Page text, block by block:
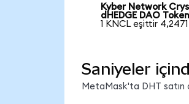
Kyber Network
dHEDGE DAO
1 KNCL eşittir
Saniyeler
MetaMask'ta DHT satın